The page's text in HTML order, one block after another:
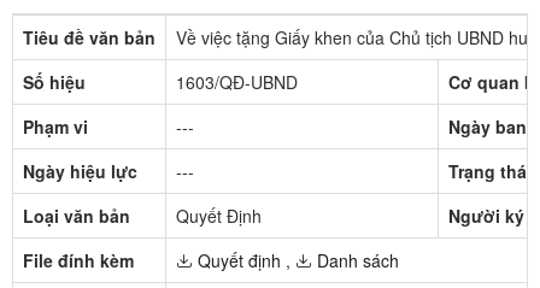
Tiêu đề văn bản
Về việc tặng Giấy khen của Chủ tịch UBND
Số hiệu
1603/QĐ-UBND
Cơ quan
Phạm vi
---
Ngày ban
Ngày hiệu lực
---
Trạng thái
Loại văn bản
Quyết Định
Người ký
File đính kèm
Quyết định ,
Danh sách